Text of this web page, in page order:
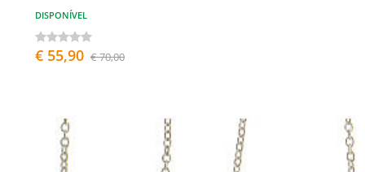
DISPONÍVEL
€ 55,90 € 70,00